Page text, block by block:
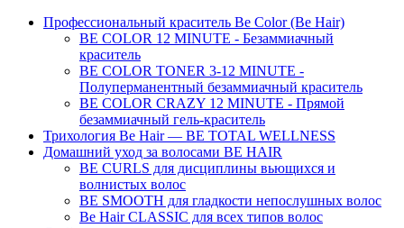
Профессиональный краситель Be Color (Be Hair)
BE COLOR 12 MINUTE - Безаммиачный
краситель
BE COLOR TONER 3-12 MINUTE -
Полуперманентный безаммиачный краситель
BE COLOR CRAZY 12 MINUTE - Прямой
безаммиачный гель-краситель
Трихология Be Hair — BE TOTAL WELLNESS
Домашний уход за волосами BE HAIR
BE CURLS для дисциплины вьющихся и
волнистых волос
BE SMOOTH для гладкости непослушных волос
Be Hair CLASSIC для всех типов волос